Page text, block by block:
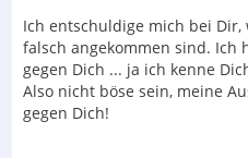
Ich entschuldige mich bei
falsch angekommen sind. Ich
gegen Dich ... ja ich kenne
Also nicht böse sein, meine
gegen Dich!